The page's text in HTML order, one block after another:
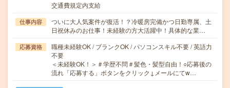
交通費規定内支給
仕事内容
ついに大人気案件が復活！？冷暖房完備かつ日勤専属、土
日祝休みのお仕事！未経験の方大活躍中！具体的な業…
応募資格
職種未経験OK / ブランクOK / パソコンスキル不要 / 英語力
不要
＜未経験OK！＞＃学歴不問＃髪色・髪型自由！○応募後の
流れ「応募する」ボタンをクリック↓メールにてw…